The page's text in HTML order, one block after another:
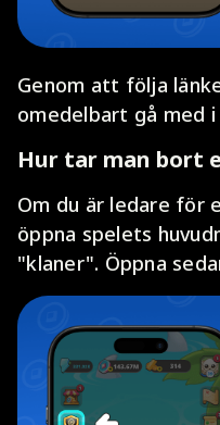
Genom att följa
omedelbart gå med i
Hur tar man bort
Om du är ledare för
öppna spelets
"klaner". Öppna